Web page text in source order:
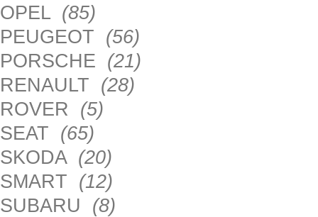
OPEL (85)
PEUGEOT (56)
PORSCHE (21)
RENAULT (28)
ROVER (5)
SEAT (65)
SKODA (20)
SMART (12)
SUBARU (8)